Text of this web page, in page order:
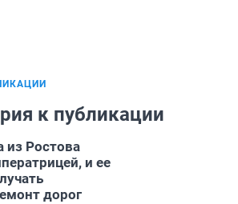
к публикации
из Ростова
и ее
дорог